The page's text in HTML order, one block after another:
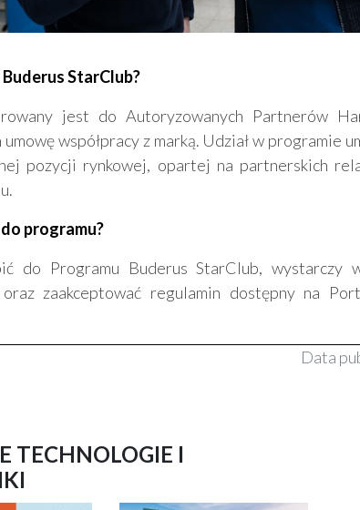
StarClub?
jest do Autoryzowanych Partnerów
współpracy z marką. Udział w programie
pozycji rynkowej, opartej na partnerskich
programu?
do Programu Buderus StarClub, wystarczy
zaakceptować regulamin dostępny na
Data
TECHNOLOGIE I